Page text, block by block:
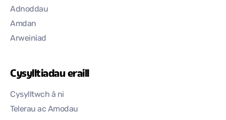
Adnoddau
Amdan
Arweiniad
Cysylltiadau eraill
Cysylltwch â ni
Telerau ac Amodau